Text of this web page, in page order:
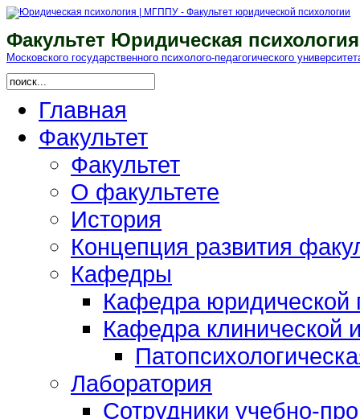
Факультет Юридическая психология
Московского гоcударственного психолого-педагогического
Главная
Факультет
Факультет
О факультете
История
Концепция развития
Кафедры
Кафедра юридической
Кафедра клинической
Лаборатория
Сотрудники учебно-